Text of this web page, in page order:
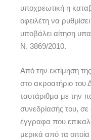
υποχρεωτική η
οφειλέτη να
υποβάλει αίτηση
Ν. 3869/2010.
Από την εκτίμηση
στο ακροατήριο του
ταυτάριθμα με την
συνεδρίασής του,
έγγραφα που
μερικά από τα οποία